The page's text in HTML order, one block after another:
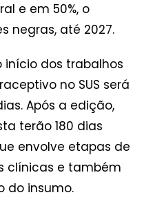
e em 50%, o
negras, até 2027.
início dos trabalhos
no SUS será
Após a edição,
terão 180 dias
envolve etapas de
clínicas e também
do insumo.